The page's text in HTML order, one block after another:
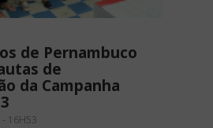
de Pernambuco
de
da Campanha
- 16H53